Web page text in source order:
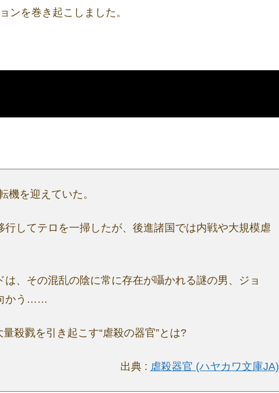
ンを巻き起こしました。
機を迎えていた。
してテロを一掃したが、後進諸国では内戦や大規模虐
、その混乱の陰に常に存在が囁かれる謎の男、ジョ
かう……
殺戮を引き起こす“虐殺の器官”とは?
出典 : 虐殺器官 (ハヤカワ文庫JA)